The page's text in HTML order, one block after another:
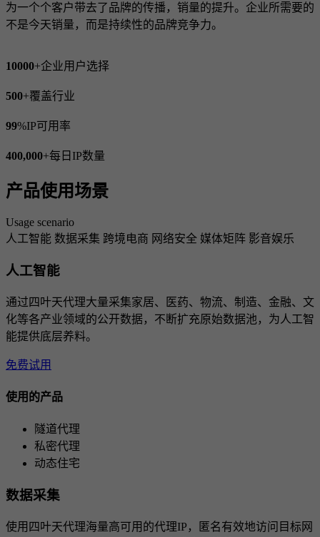
为一个个客户带去了品牌的传播，销量的提升。企业所需要的
不是今天销量，而是持续性的品牌竞争力。
10000+企业用户选择
500+覆盖行业
99%IP可用率
400,000+每日IP数量
产品使用场景
Usage scenario
人工智能 数据采集 跨境电商 网络安全 媒体矩阵 影音娱乐
人工智能
通过四叶天代理大量采集家居、医药、物流、制造、金融、文
化等各产业领域的公开数据，不断扩充原始数据池，为人工智
能提供底层养料。
免费试用
使用的产品
隧道代理
私密代理
动态住宅
数据采集
使用四叶天代理海量高可用的代理IP，匿名有效地访问目标网